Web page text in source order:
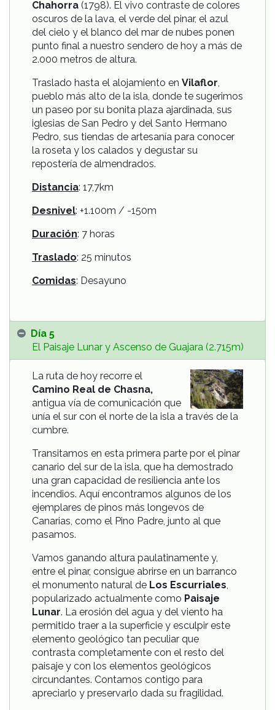
Chahorra (1798). El vivo contraste de colores
oscuros de la lava, el verde del pinar, el azul
del cielo y el blanco del mar de nubes ponen
punto final a nuestro sendero de hoy a más de
2.000 metros de altura.
Traslado hasta el alojamiento en Vilaflor
pueblo más alto de la isla, donde te sugerimos
un paseo por su bonita plaza ajardinada, sus
iglesias de San Pedro y del Santo Hermano
Pedro, sus tiendas de artesanía para conocer
la roseta y los calados y degustar su
repostería de almendrados.
Distancia: 17,7km
Desnivel: +1.100m / -150m
Duración: 7 horas
Traslado: 25 minutos
Comidas: Desayuno
Día 5
El Paisaje Lunar y Ascenso de Guajara (2.715m)
La ruta de hoy recorre el
Camino Real de Chasna,
antigua vía de comunicación que
unía el sur con el norte de la isla a través de la
cumbre.
Transitamos en esta primera parte por el pinar
canario del sur de la isla, que ha demostrado
una gran capacidad de resiliencia ante los
incendios. Aquí encontramos algunos de los
ejemplares de pinos más longevos de
Canarias, como el Pino Padre, junto al que
pasamos.
Vamos ganando altura paulatinamente y,
entre el pinar, consigue abrirse en un barranco
el monumento natural de Los Escurriales
popularizado actualmente como Paisaje
Lunar. La erosión del agua y del viento ha
permitido traer a la superficie y esculpir este
elemento geológico tan peculiar que
contrasta completamente con el resto del
paisaje y con los elementos geológicos
circundantes. Contamos contigo para
apreciarlo y preservarlo dada su fragilidad.